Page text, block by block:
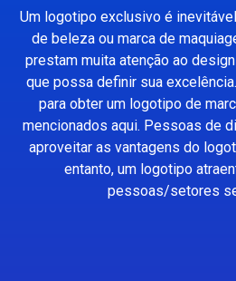
Um logotipo exclusivo é
de beleza ou marca de
prestam muita atenção ao
que possa definir sua
para obter um logotipo de
mencionados aqui. Pessoas de
aproveitar as vantagens do
entanto, um logotipo
pessoas/setores